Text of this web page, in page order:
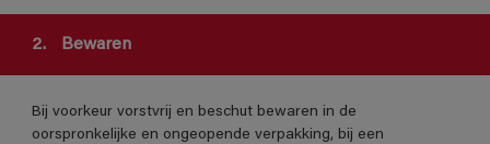
2. Bewaren
Bij voorkeur vorstvrij en beschut bewaren in de
oorspronkelijke en ongeopende verpakking, bij een